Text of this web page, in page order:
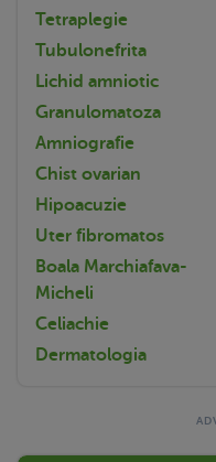
Tetraplegie
Tubulonefrita
Lichid amniotic
Granulomatoza
Amniografie
Chist ovarian
Hipoacuzie
Uter fibromatos
Boala Marchiafava-
Micheli
Celiachie
Dermatologia